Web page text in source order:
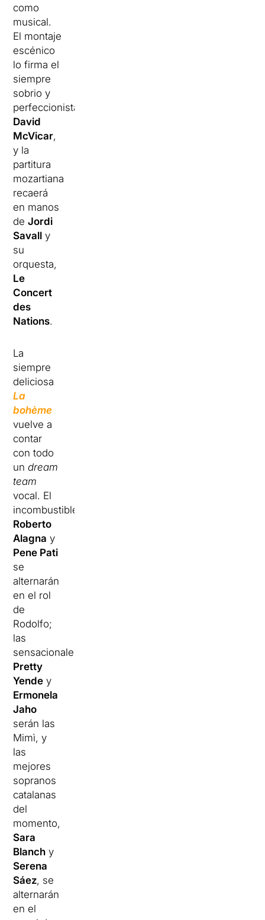
como
musical.
El montaje
escénico
lo firma el
siempre
sobrio y
perfeccionista
David
McVicar,
y la
partitura
mozartiana
recaerá
en manos
deJordi
Savall y
su
orquesta,
Le
Concert
des
Nations.
La
siempre
deliciosa
La
bohème
vuelve a
contar
con todo
undream
team
vocal. El
incombustible
Roberto
Alagna y
Pene Pati
se
alternarán
en el rol
de
Rodolfo;
las
sensacionales
Pretty
Yende y
Ermonela
Jaho
serán las
Mimì, y
las
mejores
sopranos
catalanas
del
momento,
Sara
Blanch y
Serena
Sáez, se
alternarán
en el